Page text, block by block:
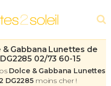
Gabbana Lunettes de
02/73 60-15
Dolce & Gabbana Lunettes
DG2285 moins cher !